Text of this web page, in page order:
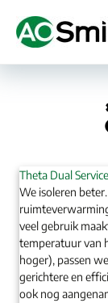
naar
Theta Dual Service
We isoleren
veel gebruik
temperatuur van
hoger), passen
gerichtere en
ook nog